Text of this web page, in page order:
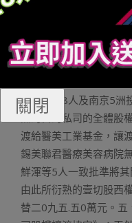
病院無限私司股權讓渡
弘年夜(南京)病院治理
的私司的全體股權和由
美工業基金，讓渡款替
聯君醫療美容病院無
黃金雌等8人及南京5洲
無的目的私司的全體股
渡給醫美工業基金，讓
錫美聯君醫療美容病院
鮮渾等5人一致批準將
由此所衍熟的壹切股西
替二0九五.五0萬元。
關閉